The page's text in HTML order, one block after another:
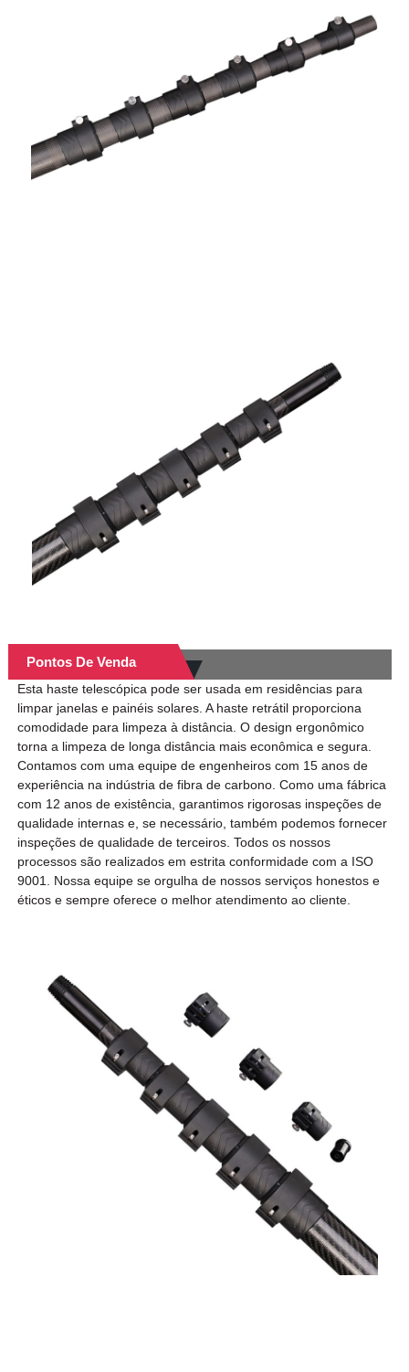
Pontos De Venda
Esta haste telescópica pode ser usada em residências para
limpar janelas e painéis solares. A haste retrátil proporciona
comodidade para limpeza à distância. O design ergonômico
torna a limpeza de longa distância mais econômica e segura.
Contamos com uma equipe de engenheiros com 15 anos de
experiência na indústria de fibra de carbono. Como uma fábrica
com 12 anos de existência, garantimos rigorosas inspeções de
qualidade internas e, se necessário, também podemos fornecer
inspeções de qualidade de terceiros. Todos os nossos
processos são realizados em estrita conformidade com a ISO
9001. Nossa equipe se orgulha de nossos serviços honestos e
éticos e sempre oferece o melhor atendimento ao cliente.